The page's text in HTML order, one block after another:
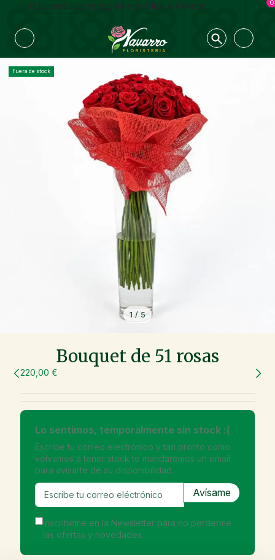
Haz tu pedido y recogelo con Click & Collect 0
Fuera de stock
1 / 5
Bouquet de 51 rosas
220,00 €
Lo sentimos, temporalmente sin stock :(
Escribe tu correo electrónico y tan pronto como
volvamos a tener stock te mandaremos un email
para avisarte de su disponibilidad.
Inscribirme en la Newsletter para no perderme
las ofertas y novedades.